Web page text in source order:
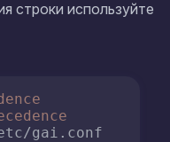
строки используйте
gai.conf